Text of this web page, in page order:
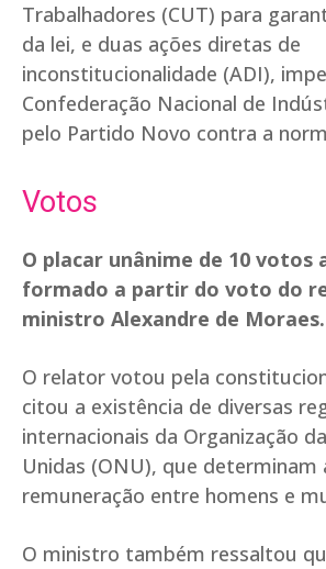
Trabalhadores (CUT) para
da lei, e duas ações diretas de
inconstitucionalidade (ADI),
Confederação Nacional de
pelo Partido Novo contra a
Votos
O placar unânime de 10 votos
formado a partir do voto do
ministro Alexandre de Moraes.
O relator votou pela
citou a existência de diversas
internacionais da Organização
Unidas (ONU), que determinam
remuneração entre homens e
O ministro também ressaltou